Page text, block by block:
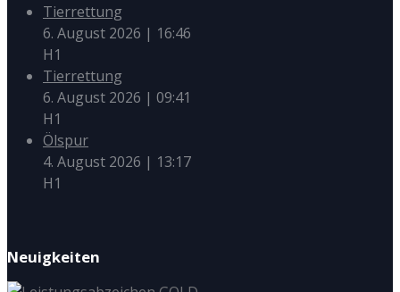
Tierrettung
6. August 2026 | 16:46
H1
Tierrettung
6. August 2026 | 09:41
H1
Ölspur
4. August 2026 | 13:17
H1
Neuigkeiten